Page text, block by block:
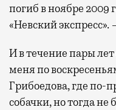
погиб в ноябре 2009
«Невский экспресс».
И в течение пары
меня по
Грибоедова, где по-
собачки, но тогда